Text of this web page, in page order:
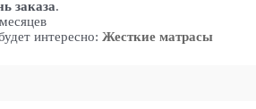
заказа.
интересно:Жесткие матрасы